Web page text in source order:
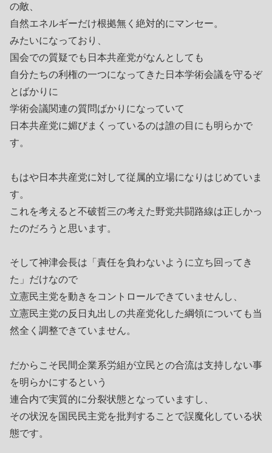
の敵、
自然エネルギーだけ根拠無く絶対的にマンセー。
みたいになっており、
国会での質疑でも日本共産党がなんとしても
自分たちの利権の一つになってきた日本学術会議を守るぞ
とばかりに
学術会議関連の質問ばかりになっていて
日本共産党に媚びまくっているのは誰の目にも明らかで
す。
もはや日本共産党に対して従属的立場になりはじめていま
す。
これを考えると不破哲三の考えた野党共闘路線は正しかっ
たのだろうと思います。
そして神津会長は「責任を負わないように立ち回ってき
た」だけなので
立憲民主党を動きをコントロールできていませんし、
立憲民主党の反日丸出しの共産党化した綱領についても当
然全く調整できていません。
だからこそ民間企業系労組が立民との合流は支持しない事
を明らかにするという
連合内で実質的に分裂状態となっていますし、
その状況を国民民主党を批判することで誤魔化している状
態です。